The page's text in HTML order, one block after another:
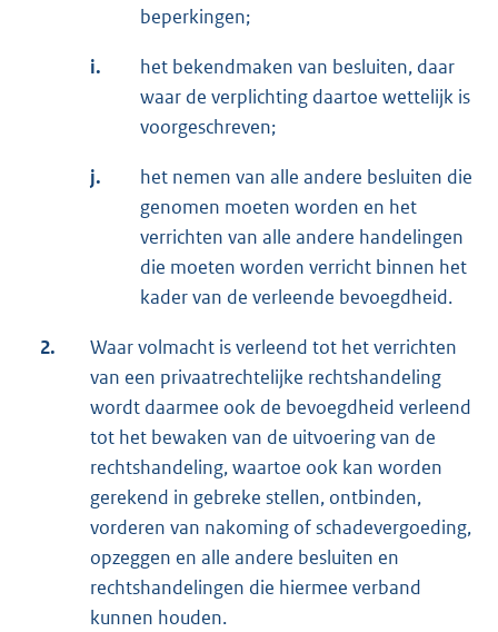
beperkingen;
i.
het bekendmaken van besluiten, daar
waar de verplichting daartoe wettelijk is
voorgeschreven;
j.
het nemen van alle andere besluiten die
genomen moeten worden en het
verrichten van alle andere handelingen
die moeten worden verricht binnen het
kader van de verleende bevoegdheid.
2.
Waar volmacht is verleend tot het verrichten
van een privaatrechtelijke rechtshandeling
wordt daarmee ook de bevoegdheid verleend
tot het bewaken van de uitvoering van de
rechtshandeling, waartoe ook kan worden
gerekend in gebreke stellen, ontbinden,
vorderen van nakoming of schadevergoeding,
opzeggen en alle andere besluiten en
rechtshandelingen die hiermee verband
kunnen houden.